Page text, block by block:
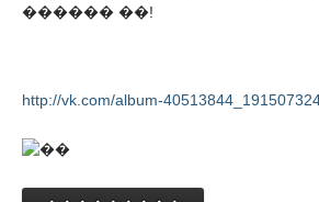
������ ��!
http://vk.com/album-